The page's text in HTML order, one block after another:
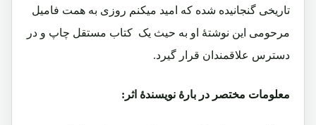
تاریخی گنجانیده شده که امید میکنم روزی به همت فامیل
مرحومی این نوشتۀ او به حیث یک کتاب مستقل چاپ و در
دسترس علاقمندان قرار گیرد.
معلومات مختصر در بارۀ نویسندۀ اثر: